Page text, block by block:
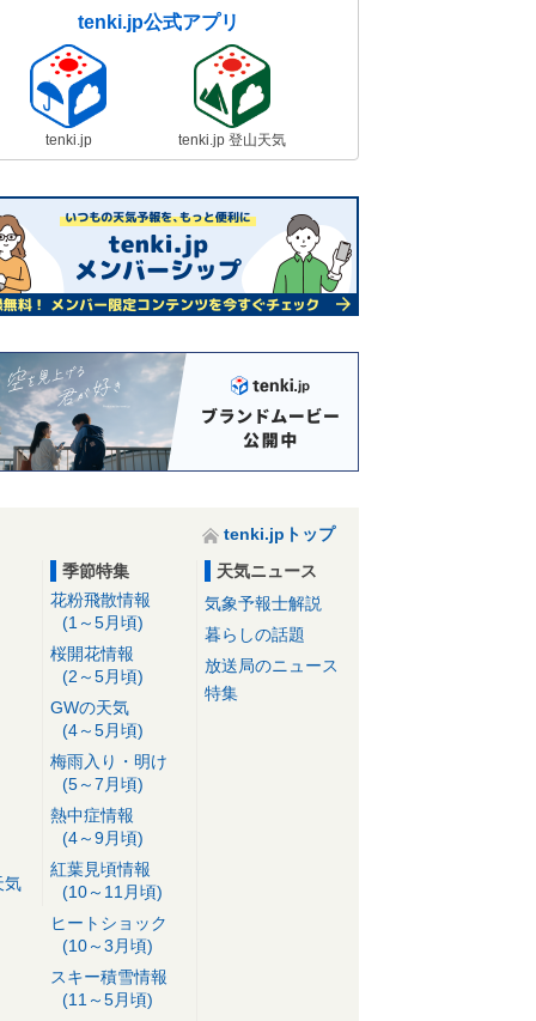
tenki.jp公式アプリ
tenki.jp tenki.jp 登山天気
tenki.jpトップ
気
季節特集
花粉飛散情報
(1～5月頃)
桜開花情報
(2～5月頃)
GWの天気
(4～5月頃)
梅雨入り・明け
(5～7月頃)
熱中症情報
(4～9月頃)
紅葉見頃情報
(10～11月頃)
ヒートショック
(10～3月頃)
スキー積雪情報
(11～5月頃)
天気ニュース
気象予報士解説
暮らしの話題
放送局のニュース
特集